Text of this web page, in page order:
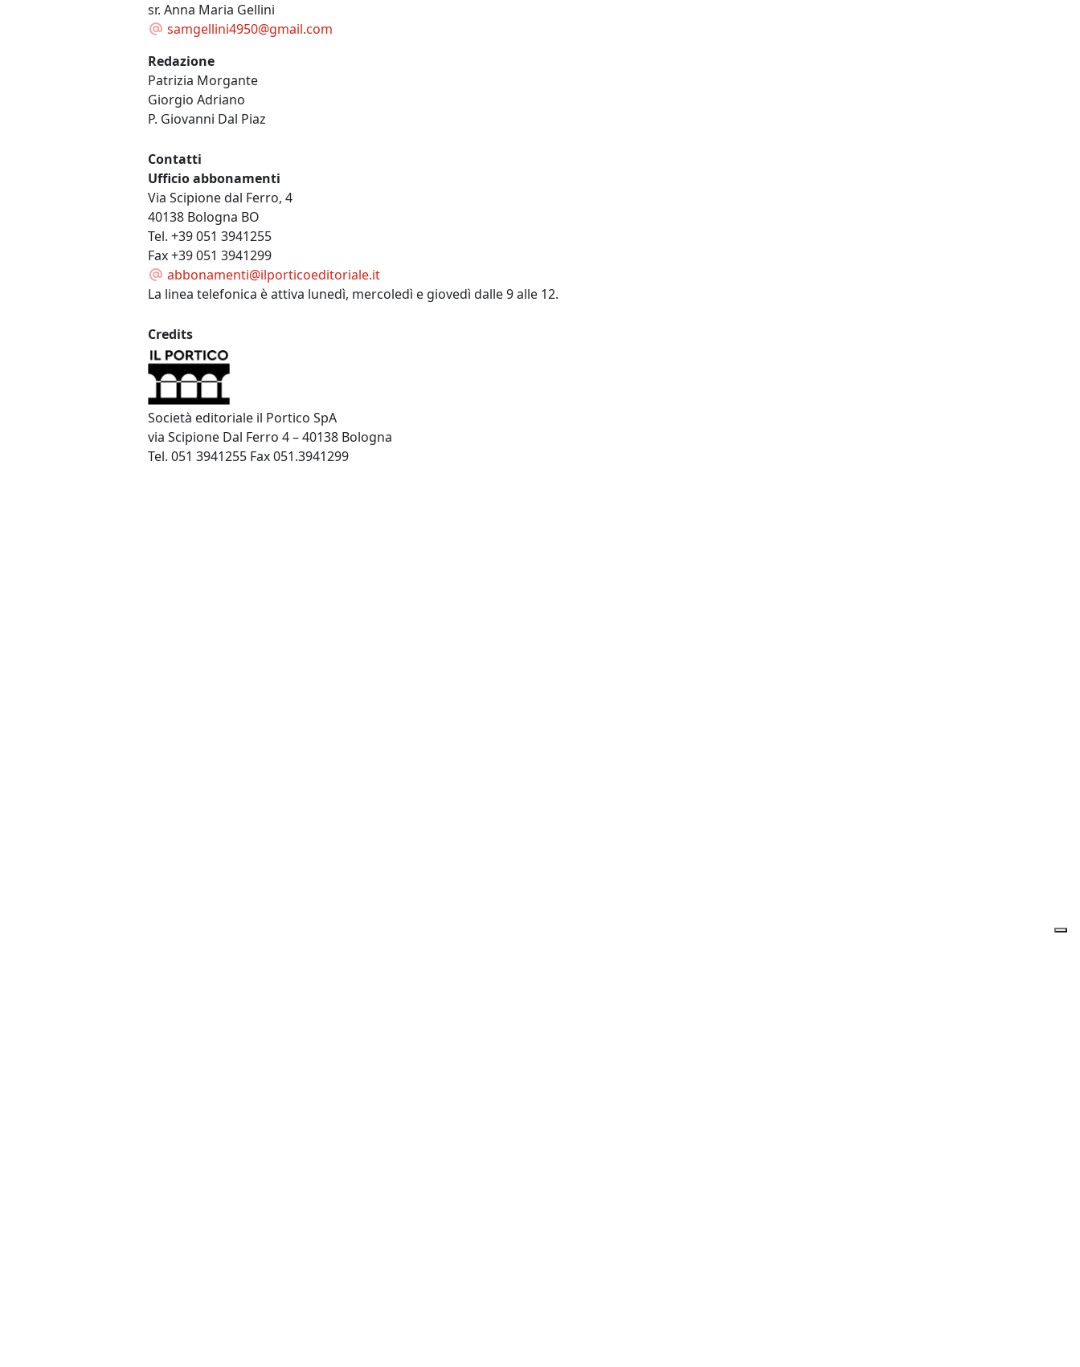
sr. Anna Maria Gellini
samgellini4950@gmail.com
Redazione
Patrizia Morgante
Giorgio Adriano
P. Giovanni Dal Piaz
Contatti
Ufficio abbonamenti
Via Scipione dal Ferro, 4
40138 Bologna BO
Tel. +39 051 3941255
Fax +39 051 3941299
abbonamenti@ilporticoeditoriale.it
La linea telefonica è attiva lunedì, mercoledì e giovedì dalle 9 alle 12.
Credits
Società editoriale il Portico SpA
via Scipione Dal Ferro 4 – 40138 Bologna
Tel. 051 3941255 Fax 051.3941299